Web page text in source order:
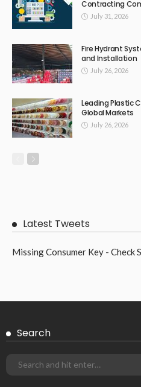
Contracting
July 31, 2026
Fire Hydrant
and Installation
July 26, 2026
Leading Plastic
Global Markets
July 26, 2026
Latest Tweets
Missing Consumer Key - Check
Search